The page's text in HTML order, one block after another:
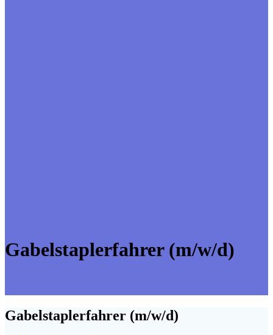
Gabelstaplerfahrer (m/w/d)
Gabelstaplerfahrer (m/w/d)